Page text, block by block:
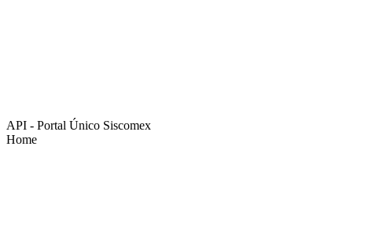
API - Portal Único Siscomex
Home